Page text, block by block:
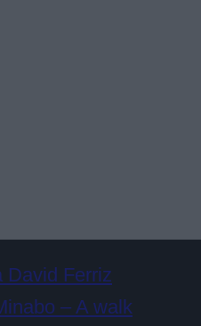
David Ferriz
– A walk